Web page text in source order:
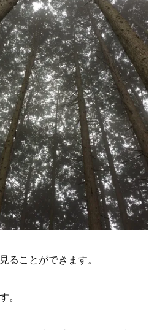
ることができます。
。